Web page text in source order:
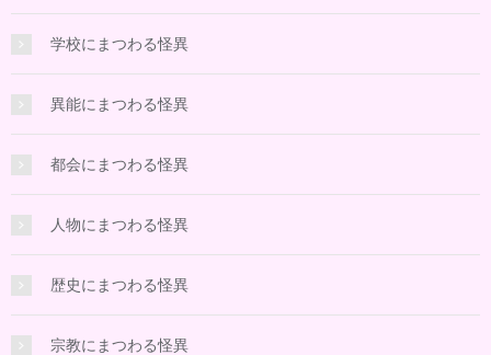
学校にまつわる怪異
異能にまつわる怪異
都会にまつわる怪異
人物にまつわる怪異
歴史にまつわる怪異
宗教にまつわる怪異